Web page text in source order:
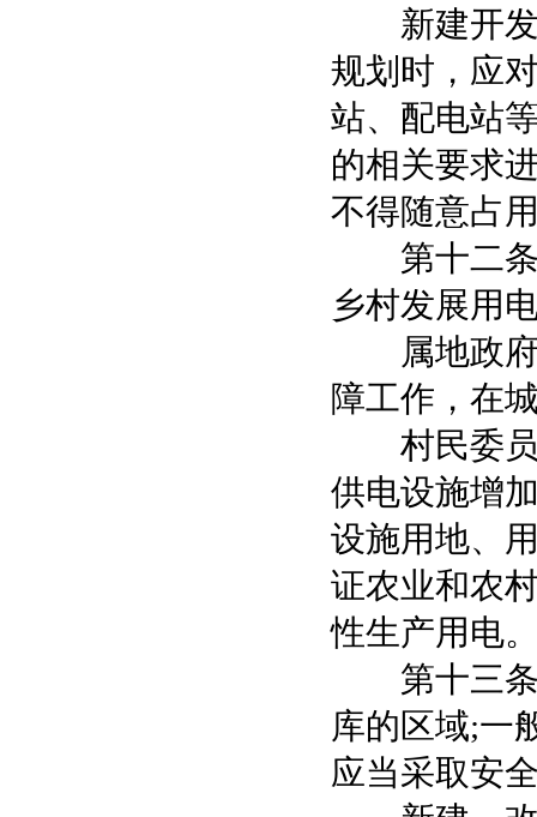
新建开发
规划时，应
站、配电站
的相关要求
不得随意占
第十二条
乡村发展用
属地政府
障工作，在
村民委员
供电设施增
设施用地、
证农业和农
性生产用电
第十三条
库的区域;一
应当采取安